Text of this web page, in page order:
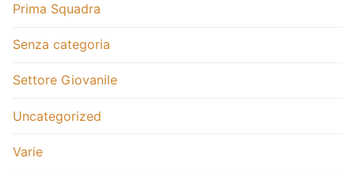
Prima Squadra
Senza categoria
Settore Giovanile
Uncategorized
Varie